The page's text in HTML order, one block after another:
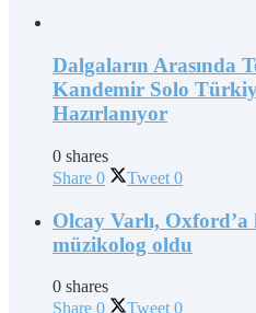
Dalgaların Arasında
Kandemir Solo
Hazırlanıyor
0 shares
Share 0 Tweet 0
Olcay Varlı,
müzikolog oldu
0 shares
Share 0 Tweet 0